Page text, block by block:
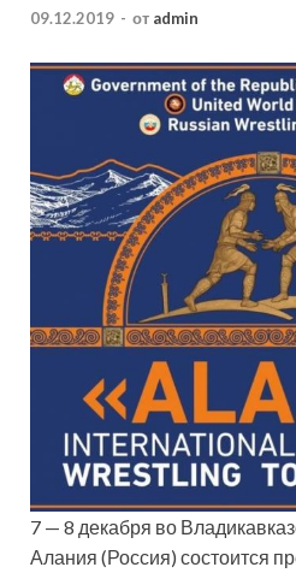
09.12.2019 - от admin
7 — 8 декабря во
Алания (Россия) состоится